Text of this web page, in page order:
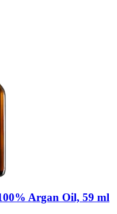
Argan Oil, 59 ml